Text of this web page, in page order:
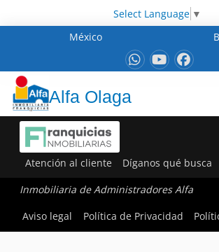
Select Language ▼
México
Alfa Olaga
Atención al cliente Díganos qué busca
Inmobiliaria de Administradores Alfa
Aviso legal
Política de Privacidad